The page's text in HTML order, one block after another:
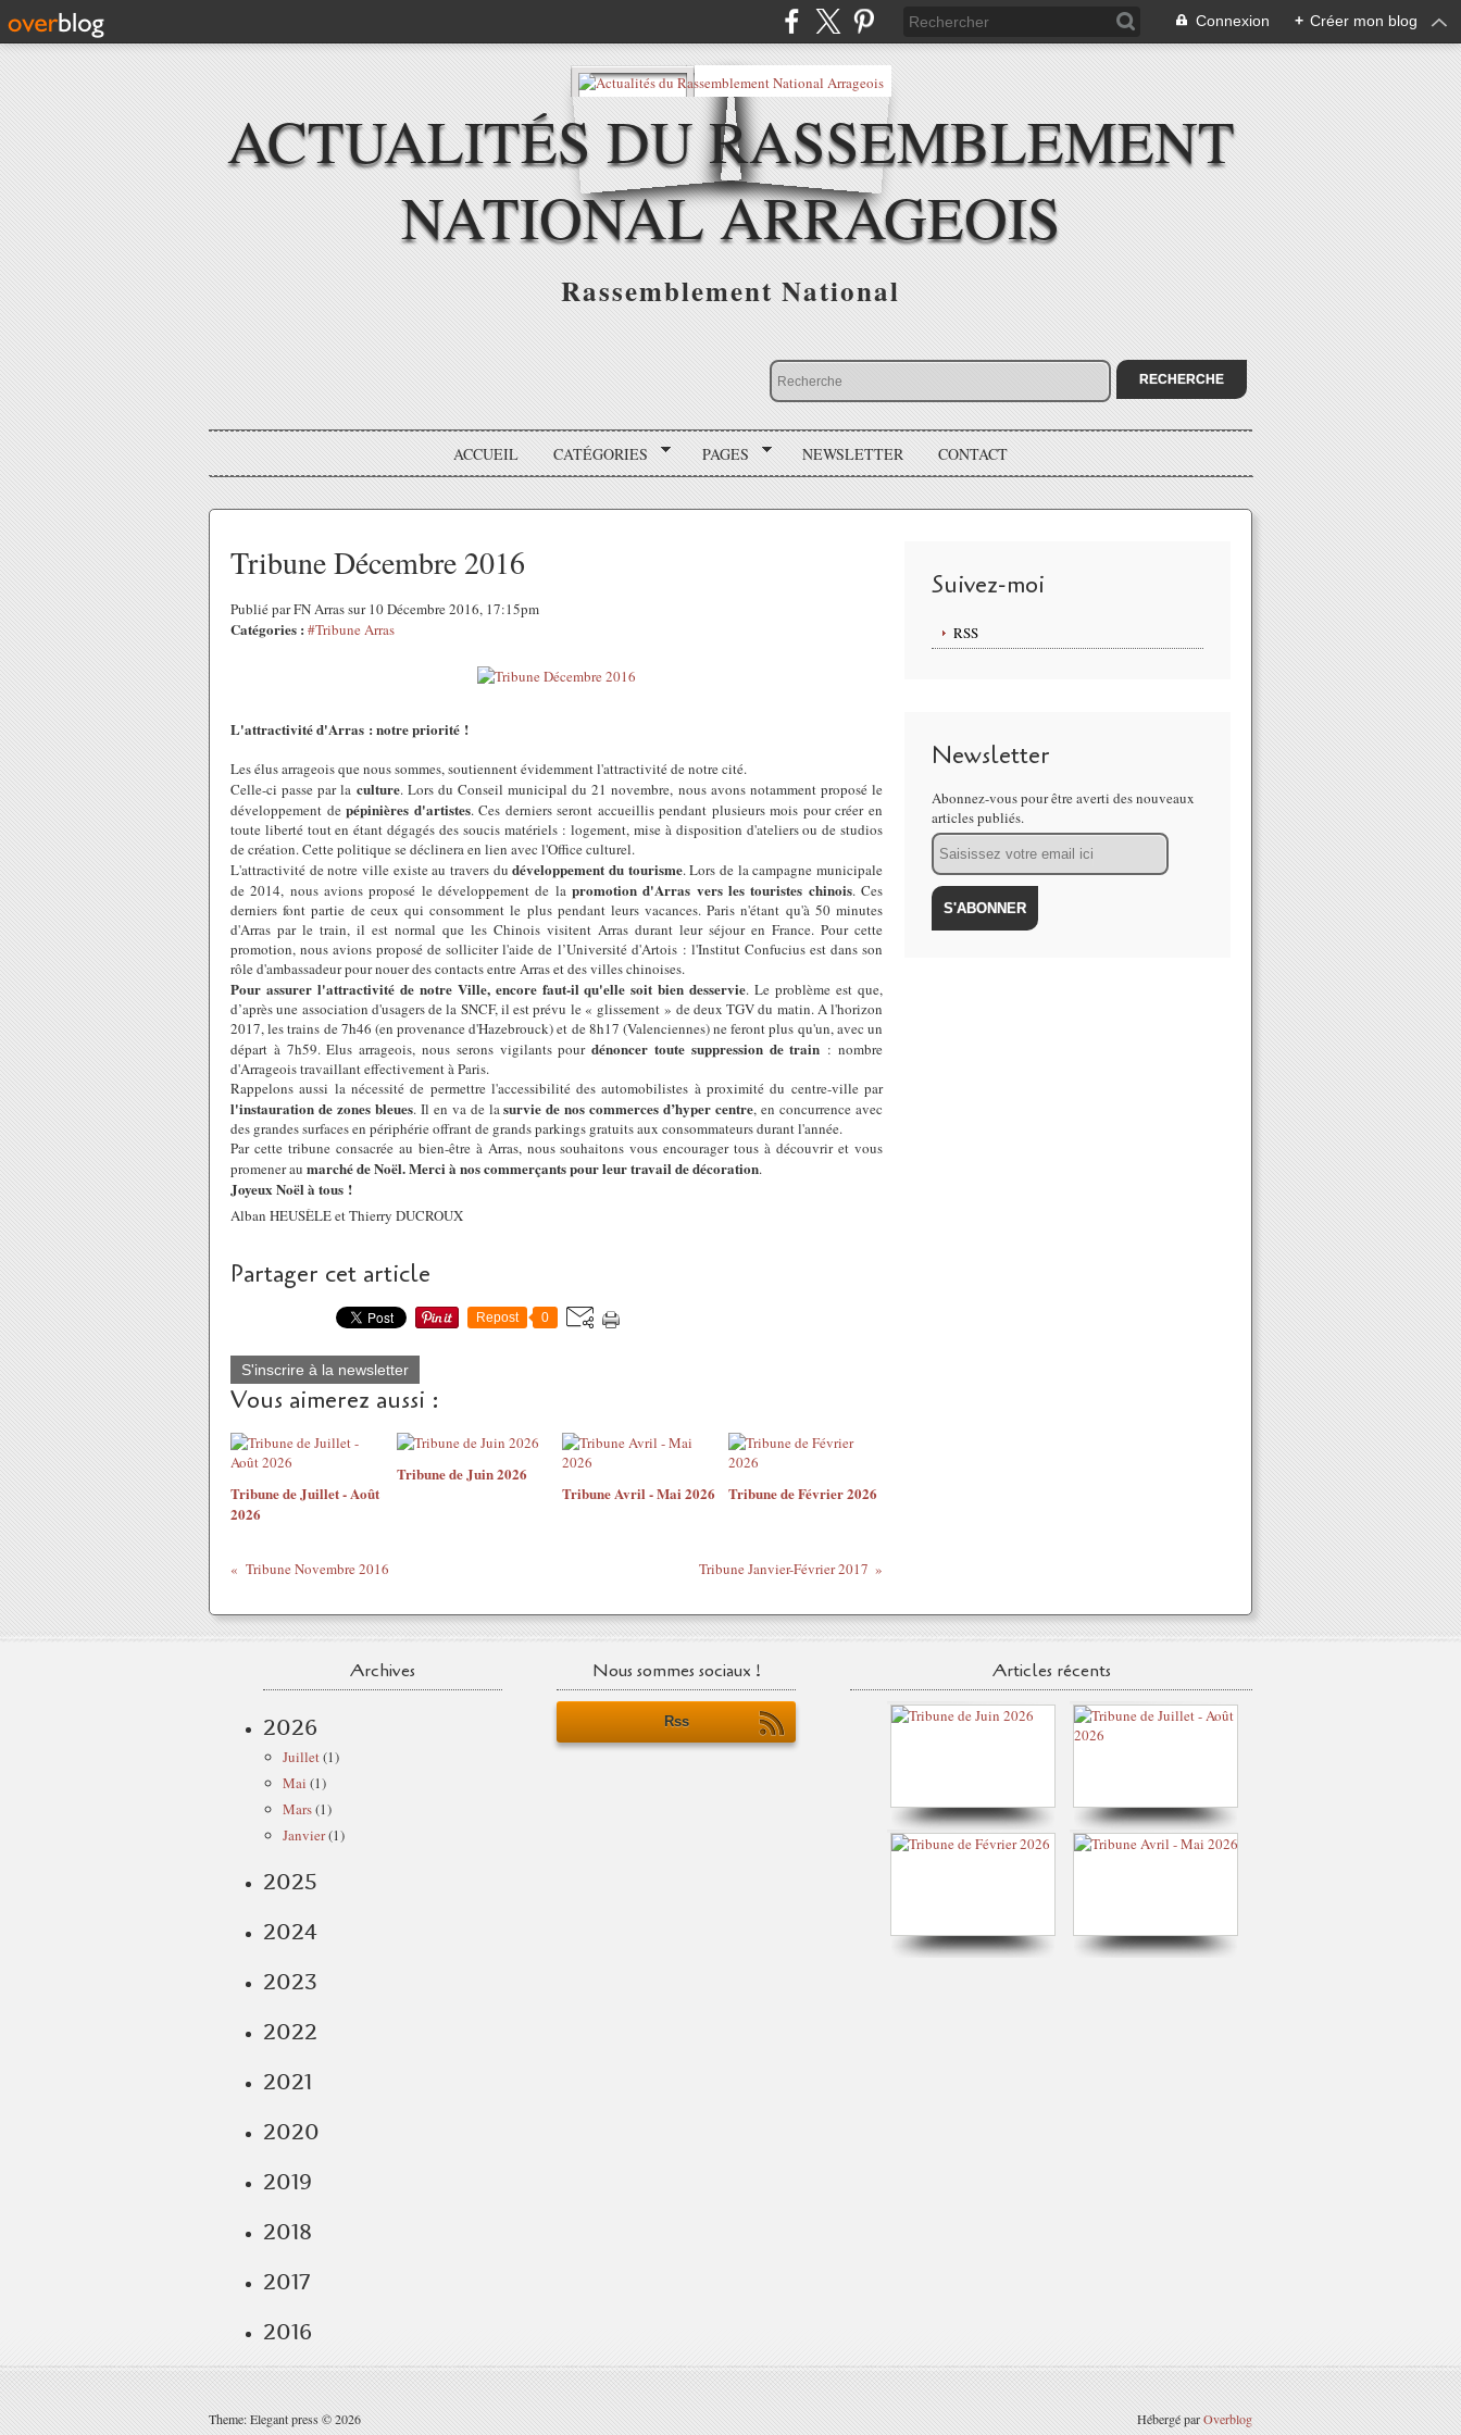
Connexion + Créer mon blog
ACTUALITÉS DU RASSEMBLEMENT
NATIONAL ARRAGEOIS
Rassemblement National
ACCUEIL CATÉGORIES PAGES NEWSLETTER CONTACT
Tribune Décembre 2016
Publié par FN Arras sur 10 Décembre 2016, 17:15pm
Catégories : #Tribune Arras
L'attractivité d'Arras : notre priorité !
Les élus arrageois que nous sommes, soutiennent évidemment l'attractivité de notre cité.
Celle-ci passe par la culture. Lors du Conseil municipal du 21 novembre, nous avons notamment proposé le
développement depépinières d'artistes. Ces derniers seront accueillis pendant plusieurs mois pour créer en
toute liberté tout en étant dégagés des soucis matériels : logement, mise à disposition d'ateliers ou de studios
de création. Cette politique se déclinera en lien avec l'Office culturel.
L'attractivité de notre ville existe au travers dudéveloppement du tourisme. Lors de la campagne municipale
de 2014, nous avions proposé le développement de lapromotion d'Arras vers les touristes chinois. Ces
derniers font partie de ceux qui consomment le plus pendant leurs vacances. Paris n'étant qu'à 50 minutes
d'Arras par le train, il est normal que les Chinois visitent Arras durant leur séjour en France. Pour cette
promotion, nous avions proposé de solliciter l'aide de l’Université d'Artois : l'Institut Confucius est dans son
rôle d'ambassadeur pour nouer des contacts entre Arras et des villes chinoises.
Pour assurer l'attractivité de notre Ville, encore faut-il qu'elle soit bien desservie. Le problème est que,
d’après une association d'usagers de la SNCF, il est prévu le « glissement » de deux TGV du matin. A l'horizon
2017, les trains de 7h46 (en provenance d'Hazebrouck) et de 8h17 (Valenciennes) ne feront plus qu'un, avec un
départ à 7h59. Elus arrageois, nous serons vigilants pourdénoncer toute suppression de train : nombre
d'Arrageois travaillant effectivement à Paris.
Rappelons aussi la nécessité de permettre l'accessibilité des automobilistes à proximité du centre-ville par
l'instauration de zones bleues. Il en va de lasurvie de nos commerces d’hyper centre, en concurrence avec
des grandes surfaces en périphérie offrant de grands parkings gratuits aux consommateurs durant l'année.
Par cette tribune consacrée au bien-être à Arras, nous souhaitons vous encourager tous à découvrir et vous
promener au marché de Noël. Merci à nos commerçants pour leur travail de décoration.
Joyeux Noël à tous !
Alban HEUSÈLE et Thierry DUCROUX
Partager cet article
Repost 0
S'inscrire à la newsletter
Vous aimerez aussi :
Tribune de Juillet - Août
2026
Tribune de Juin 2026
Tribune Avril - Mai 2026
Tribune de Février 2026
Tribune Novembre 2016 Tribune Janvier-Février 2017
Suivez-moi
RSS
Newsletter
Abonnez-vous pour être averti des nouveaux
articles publiés.
Email
Archives
2026
Juillet(1)
Mai (1)
Mars(1)
Janvier(1)
2025
2024
2023
2022
2021
2020
2019
2018
2017
2016
Nous sommes sociaux !
Rss
Articles récents
Theme: Elegant press © 2026 Hébergé parOverblog